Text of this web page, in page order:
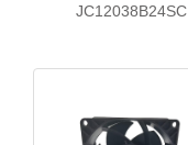
JC12038B24SC